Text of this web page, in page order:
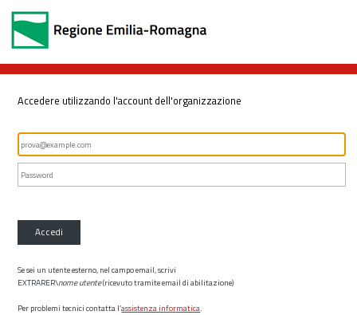
Accedere utilizzando l'account dell'organizzazione
Accedi
Se sei un utente esterno, nel campo email, scrivi
EXTRARER\nome utente(ricevuto tramite email di abilitazione)
Per problemi tecnici contatta l’assistenza informatica.